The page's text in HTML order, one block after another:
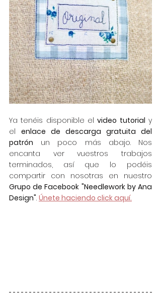
Ya tenéis disponible el video tutorial y
el enlace de descarga gratuita del
patrón un poco más abajo. Nos
encanta ver vuestros trabajos
terminados, así que lo podéis
Grupo de Facebook "Needlework by Ana
Design". Únete haciendo click aquí.